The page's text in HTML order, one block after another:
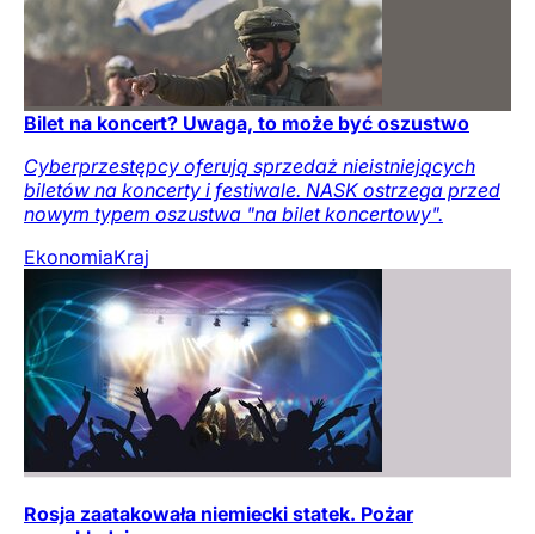
Bilet na koncert? Uwaga, to może być oszustwo
Cyberprzestępcy oferują sprzedaż nieistniejących
biletów na koncerty i festiwale. NASK ostrzega przed
nowym typem oszustwa "na bilet koncertowy".
EkonomiaKraj
Rosja zaatakowała niemiecki statek. Pożar